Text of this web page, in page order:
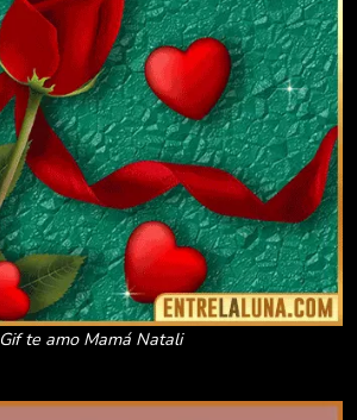
Gif te amo Mamá Natali